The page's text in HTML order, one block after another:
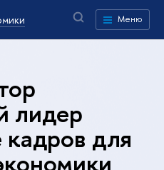
Меню
лидер
кадров для